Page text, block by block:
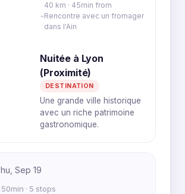
40 km · 45min from
Rencontre avec un fromager
dans l'Ain
Nuitée à Lyon
(Proximité)
DESTINATION
Une grande ville historique
avec un riche patrimoine
gastronomique.
Sep 19
· 5 stops